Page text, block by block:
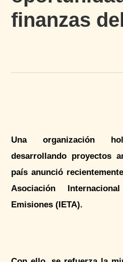
finanzas
Una organización
desarrollando proyectos
país anunció
Asociación
Emisiones (IETA).